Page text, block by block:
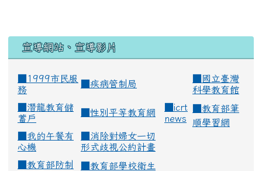
宣導網站、宣導影片
■1999市民服
務
疾病管制局
國立臺灣
科學教育館
潛龍教育儲
蓄戶
性別平等教育網
icrt
news
教育部筆
順學習網
我的午餐有
心機
消除對婦女一切
形式歧視公約計畫
教育部防制
教育部學校衛生